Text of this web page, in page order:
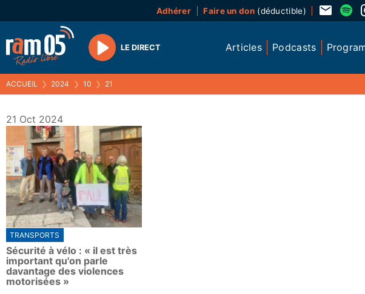
Adhérer Faire un don(déductible)
Play
LE DIRECT Articles Podcasts
ACCUEIL ❯ 2024 ❯ 10 ❯ 21
21 Oct 2024
TRANSPORTS
Sécurité à vélo : « il est très
important qu'on parle
davantage des violences
motorisées »